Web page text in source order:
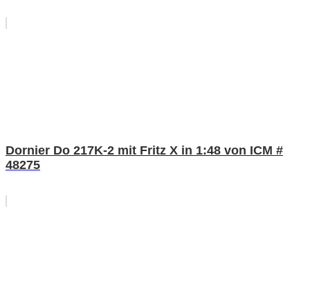
Dornier Do 217K-2 mit Fritz X in 1:48 von ICM #
48275